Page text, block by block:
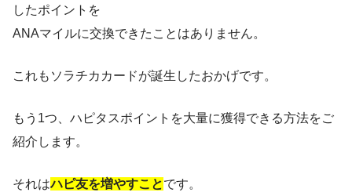
したポイントを
ANAマイルに交換できたことはありません。
これもソラチカカードが誕生したおかげです。
もう1つ、ハピタスポイントを大量に獲得できる方法をご
紹介します。
それはハピ友を増やすことです。